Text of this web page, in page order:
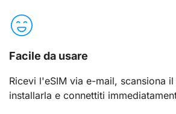
Facile da usare
Ricevi l'eSIM via e-mail, scansiona
installarla e connettiti